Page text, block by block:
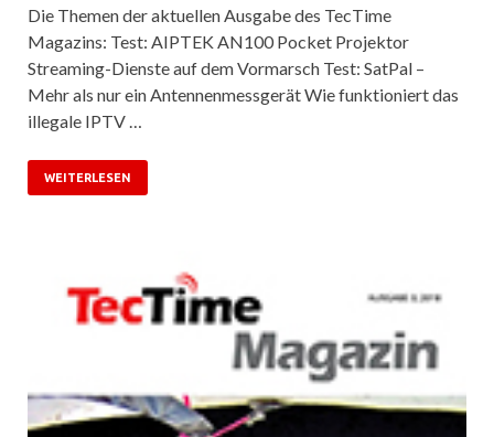
Die Themen der aktuellen Ausgabe des TecTime
Magazins: Test: AIPTEK AN100 Pocket Projektor
Streaming-Dienste auf dem Vormarsch Test: SatPal –
Mehr als nur ein Antennenmessgerät Wie funktioniert das
illegale IPTV …
WEITERLESEN